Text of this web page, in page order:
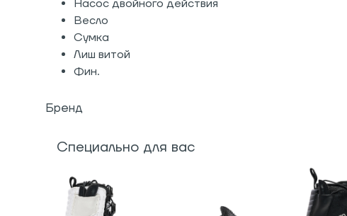
Насос двойного действия
Весло
Сумка
Лиш витой
Фин.
Бренд
Специально для вас